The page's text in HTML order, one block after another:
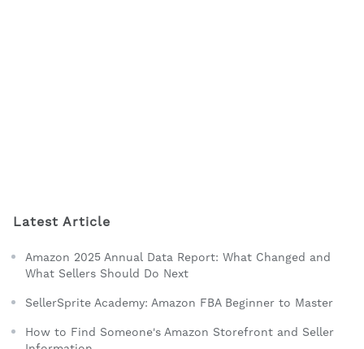
Latest Article
Amazon 2025 Annual Data Report: What Changed and
What Sellers Should Do Next
SellerSprite Academy: Amazon FBA Beginner to Master
How to Find Someone's Amazon Storefront and Seller